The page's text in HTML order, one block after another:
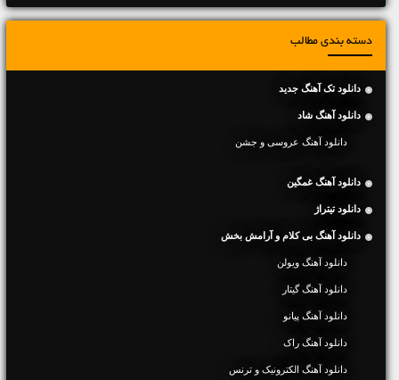
دسته بندی مطالب
دانلود تک آهنگ جدید
دانلود آهنگ شاد
دانلود آهنگ عروسی و جشن
دانلود آهنگ غمگین
دانلود تیتراژ
دانلود آهنگ بی کلام و آرامش بخش
دانلود آهنگ ویولن
دانلود آهنگ گیتار
دانلود آهنگ پیانو
دانلود آهنگ راک
دانلود آهنگ الکترونیک و ترنس